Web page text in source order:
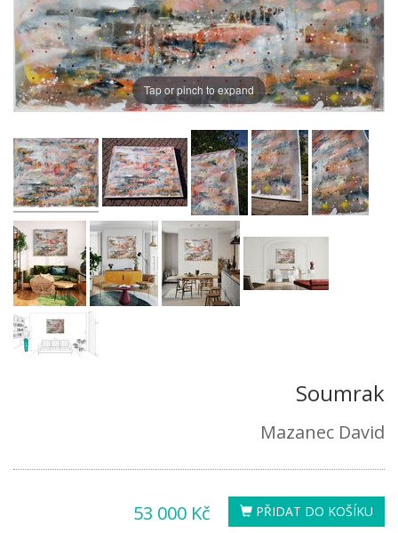
Tap or pinch to expand
Soumrak
Mazanec David
PŘIDAT DO KOŠÍKU
53 000 Kč